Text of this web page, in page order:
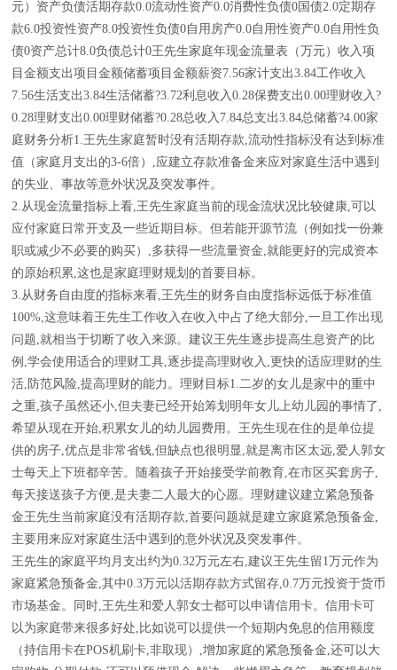
元）资产负债活期存款0.0流动性资产0.0消费性负债0国债2.0定期存
款6.0投资性资产8.0投资性负债0自用房产0.0自用性资产0.0自用性负
债0资产总计8.0负债总计0王先生家庭年现金流量表（万元）收入项
目金额支出项目金额储蓄项目金额薪资7.56家计支出3.84工作收入
7.56生活支出3.84生活储蓄?3.72利息收入0.28保费支出0.00理财收入?
0.28理财支出0.00理财储蓄?0.28总收入7.84总支出3.84总储蓄?4.00家
庭财务分析1.王先生家庭暂时没有活期存款,流动性指标没有达到标准
值（家庭月支出的3-6倍）,应建立存款准备金来应对家庭生活中遇到
的失业、事故等意外状况及突发事件。
2.从现金流量指标上看,王先生家庭当前的现金流状况比较健康,可以
应付家庭日常开支及一些近期目标。但若能开源节流（例如找一份兼
职或减少不必要的购买）,多获得一些流量资金,就能更好的完成资本
的原始积累,这也是家庭理财规划的首要目标。
3.从财务自由度的指标来看,王先生的财务自由度指标远低于标准值
100%,这意味着王先生工作收入在收入中占了绝大部分,一旦工作出现
问题,就相当于切断了收入来源。建议王先生逐步提高生息资产的比
例,学会使用适合的理财工具,逐步提高理财收入,更快的适应理财的生
活,防范风险,提高理财的能力。理财目标1.二岁的女儿是家中的重中
之重,孩子虽然还小,但夫妻已经开始筹划明年女儿上幼儿园的事情了,
希望从现在开始,积累女儿的幼儿园费用。王先生现在住的是单位提
供的房子,优点是非常省钱,但缺点也很明显,就是离市区太远,爱人郭女
士每天上下班都辛苦。随着孩子开始接受学前教育,在市区买套房子,
每天接送孩子方便,是夫妻二人最大的心愿。理财建议建立紧急预备
金王先生当前家庭没有活期存款,首要问题就是建立家庭紧急预备金,
主要用来应对家庭生活中遇到的意外状况及突发事件。
王先生的家庭平均月支出约为0.32万元左右,建议王先生留1万元作为
家庭紧急预备金,其中0.3万元以活期存款方式留存,0.7万元投资于货币
市场基金。同时,王先生和爱人郭女士都可以申请信用卡。信用卡可
以为家庭带来很多好处,比如说可以提供一个短期内免息的信用额度
（持信用卡在POS机刷卡,非取现）,增加家庭的紧急预备金,还可以大